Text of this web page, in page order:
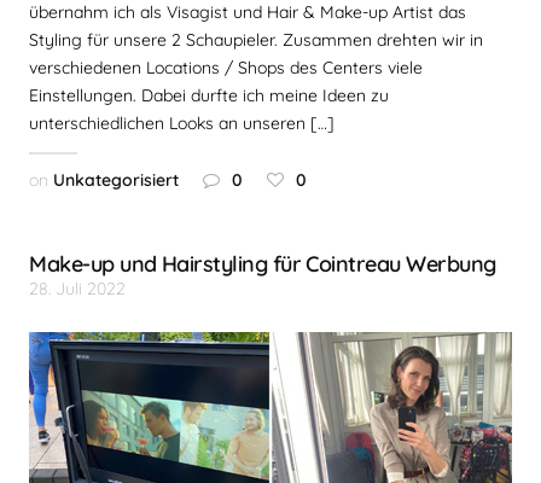
übernahm ich als Visagist und Hair & Make-up Artist das
Styling für unsere 2 Schaupieler. Zusammen drehten wir in
verschiedenen Locations / Shops des Centers viele
Einstellungen. Dabei durfte ich meine Ideen zu
unterschiedlichen Looks an unseren […]
on Unkategorisiert 0 0
Make-up und Hairstyling für Cointreau Werbung
28. Juli 2022